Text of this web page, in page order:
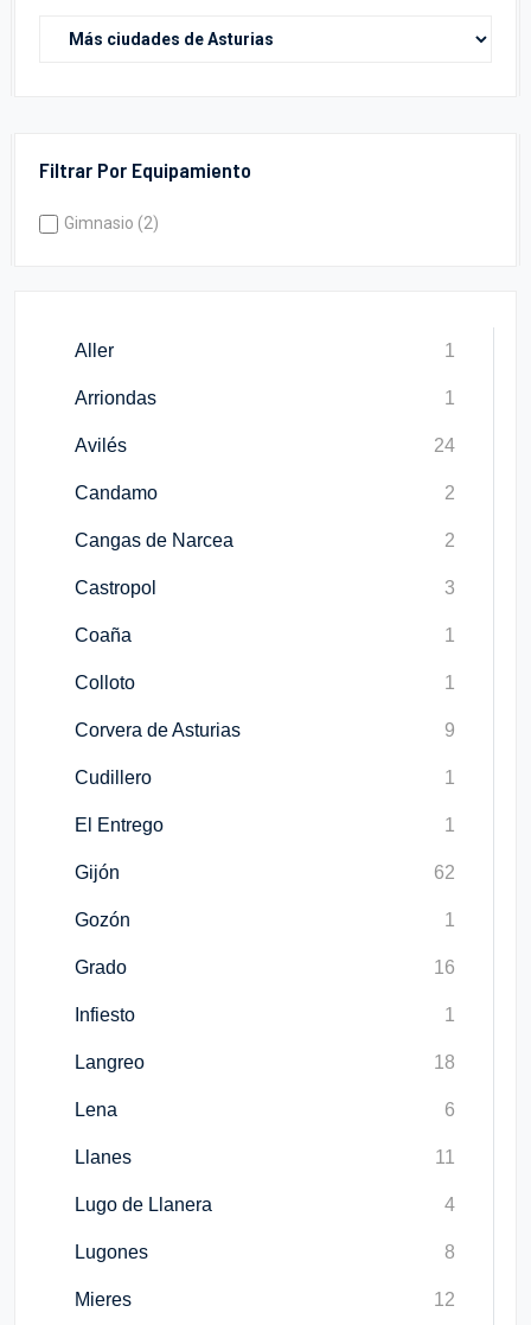
Filtrar Por Equipamiento
Gimnasio (2)
Aller 1
Arriondas 1
Avilés 24
Candamo 2
Cangas de Narcea 2
Castropol 3
Coaña 1
Colloto 1
Corvera de Asturias 9
Cudillero 1
El Entrego 1
Gijón 62
Gozón 1
Grado 16
Infiesto 1
Langreo 18
Lena 6
Llanes 11
Lugo de Llanera 4
Lugones 8
Mieres 12